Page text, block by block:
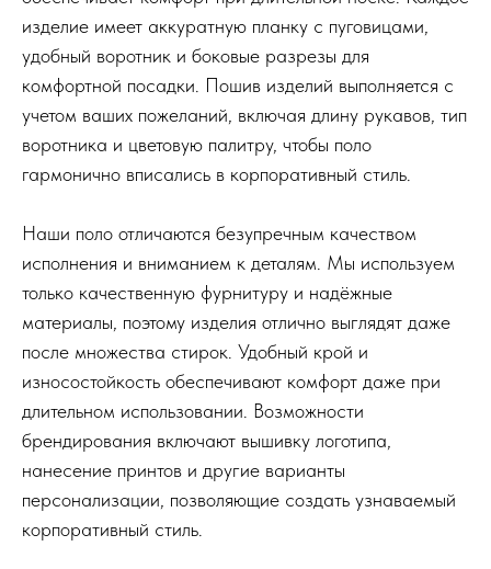
изделие имеет аккуратную планку с пуговицами,
удобный воротник и боковые разрезы для
комфортной посадки. Пошив изделий выполняется с
учетом ваших пожеланий, включая длину рукавов, тип
воротника и цветовую палитру, чтобы поло
гармонично вписались в корпоративный стиль.
Наши поло отличаются безупречным качеством
исполнения и вниманием к деталям. Мы используем
только качественную фурнитуру и надёжные
материалы, поэтому изделия отлично выглядят даже
после множества стирок. Удобный крой и
износостойкость обеспечивают комфорт даже при
длительном использовании. Возможности
брендирования включают вышивку логотипа,
нанесение принтов и другие варианты
персонализации, позволяющие создать узнаваемый
корпоративный стиль.